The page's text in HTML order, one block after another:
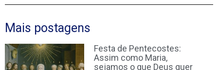
Mais postagens
Festa de Pentecostes:
Assim como Maria,
sejamos o que Deus quer